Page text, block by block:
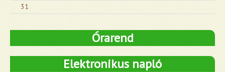
31
Órarend
Elektronikus napló